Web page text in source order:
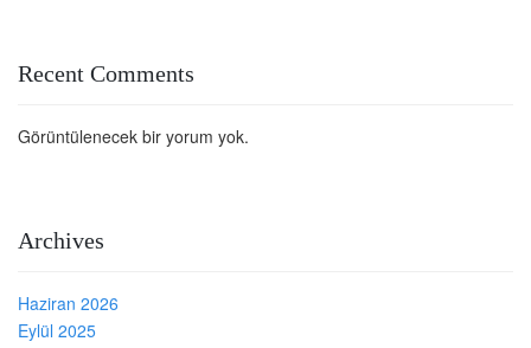
Recent Comments
Görüntülenecek bir yorum yok.
Archives
Haziran 2026
Eylül 2025